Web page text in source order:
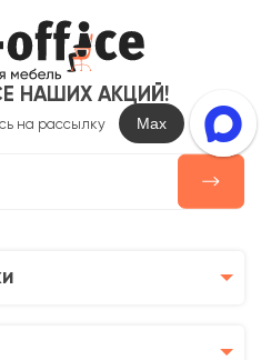
НАШИХ АКЦИЙ!
на рассылку Max